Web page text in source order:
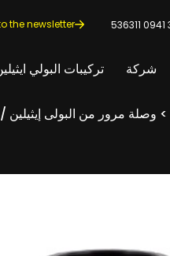
the newsletter
شركة تركيبات البولي
> وصلة مرور من البولى إيثيلين